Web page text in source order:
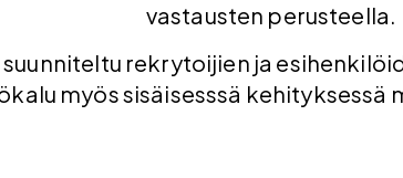
vastausten perusteella.
rekrytoijien ja
myös sisäisesssä kehityksessä